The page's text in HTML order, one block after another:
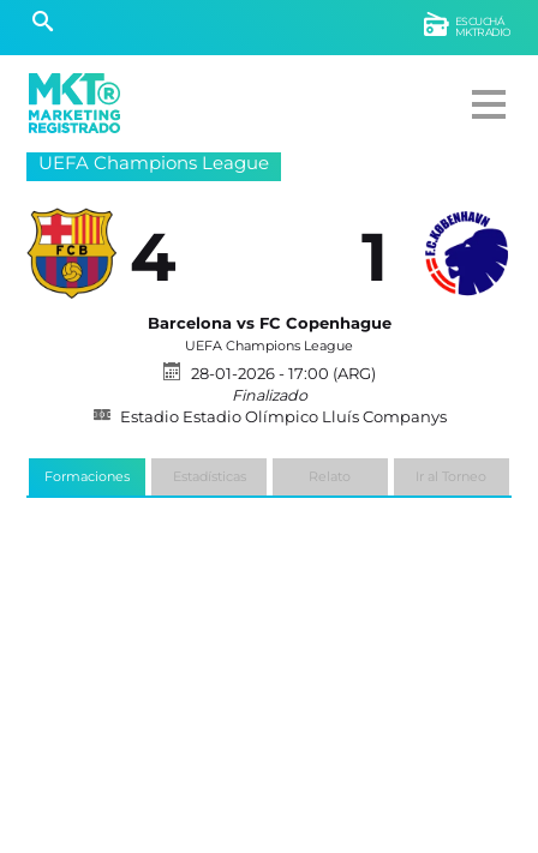
ESCUCHÁ
MKTRADIO
UEFA Champions League
4 1
Barcelona vs FC Copenhague
UEFA Champions League
28-01-2026 - 17:00 (ARG)
Finalizado
Estadio Estadio Olímpico Lluís Companys
Formaciones Estadísticas Relato Ir al Torneo